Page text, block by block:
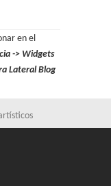
en el
-> Widgets
Lateral Blog